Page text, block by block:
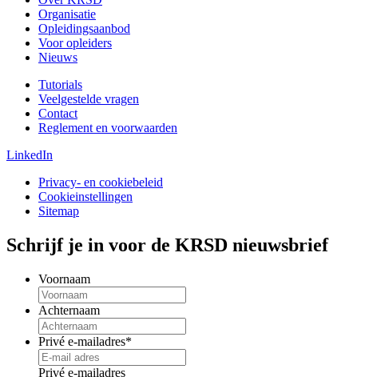
Organisatie
Opleidingsaanbod
Voor opleiders
Nieuws
Tutorials
Veelgestelde vragen
Contact
Reglement en voorwaarden
LinkedIn
Privacy- en cookiebeleid
Cookieinstellingen
Sitemap
Schrijf je in voor de KRSD nieuwsbrief
Voornaam
Achternaam
Privé e-mailadres*
Privé e-mailadres